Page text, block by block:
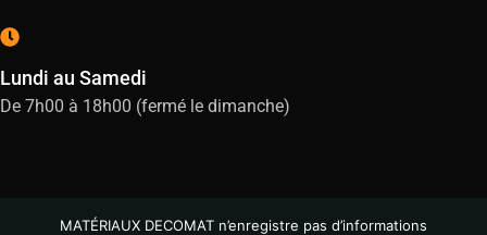
Lundi au Samedi
De 7h00 à 18h00 (fermé le dimanche)
MATÉRIAUX DECOMAT n’enregistre pas d’informations